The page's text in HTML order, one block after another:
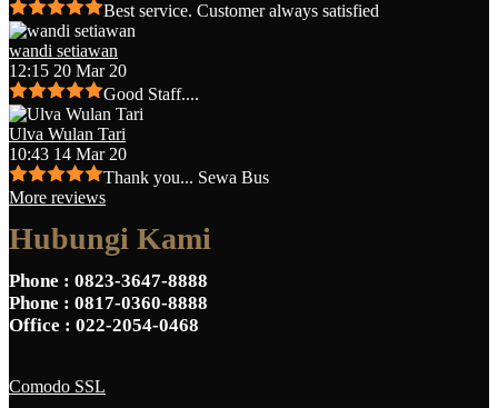
Best service. Customer always satisfied
wandi setiawan
12:15 20 Mar 20
Good Staff....
Ulva Wulan Tari
10:43 14 Mar 20
Thank you... Sewa Bus
More reviews
Hubungi Kami
Phone : 0823-3647-8888
Phone : 0817-0360-8888
Office : 022-2054-0468
Comodo SSL